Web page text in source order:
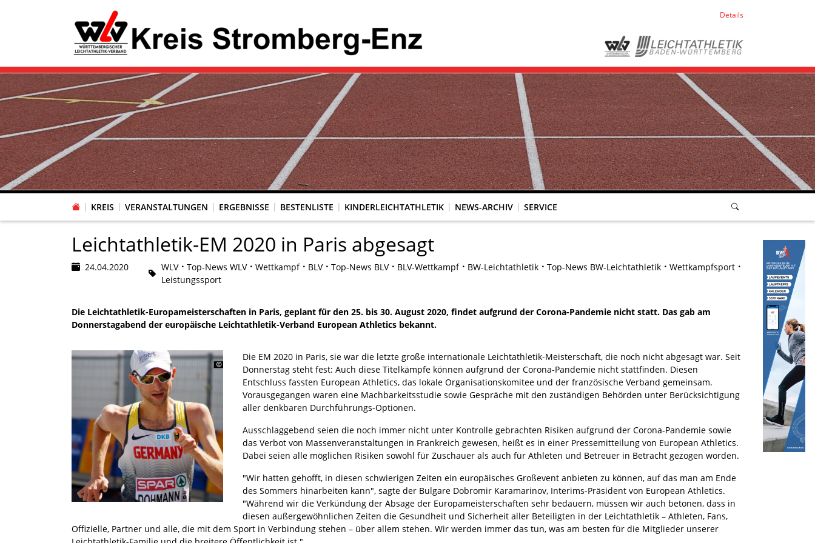
Details
KREIS VERANSTALTUNGEN ERGEBNISSE BESTENLISTE KINDERLEICHTATHLETIK NEWS-ARCHIV SERVICE
Leichtathletik-EM 2020 in Paris abgesagt
24.04.2020 WLV Top-News WLV Wettkampf BLV Top-News BLV BLV-Wettkampf BW-Leichtathletik Top-News BW-Leichtathletik
Wettkampfsport
Leistungssport
Die Leichtathletik-Europameisterschaften in Paris, geplant für den 25. bis 30. August 2020, findet aufgrund der Corona-Pandemie nicht statt. Das gab am
Donnerstagabend der europäische Leichtathletik-Verband European Athletics bekannt.
Die EM 2020 in Paris, sie war die letzte große internationale Leichtathletik-Meisterschaft, die noch nicht abgesagt war. Seit
Donnerstag steht fest: Auch diese Titelkämpfe können aufgrund der Corona-Pandemie nicht stattfinden. Diesen
Entschluss fassten European Athletics, das lokale Organisationskomitee und der französische Verband gemeinsam.
Vorausgegangen waren eine Machbarkeitsstudie sowie Gespräche mit den zuständigen Behörden unter Berücksichtigung
aller denkbaren Durchführungs-Optionen.
Ausschlaggebend seien die noch immer nicht unter Kontrolle gebrachten Risiken aufgrund der Corona-Pandemie sowie
das Verbot von Massenveranstaltungen in Frankreich gewesen, heißt es in einer Pressemitteilung von European Athletics.
Dabei seien alle möglichen Risiken sowohl für Zuschauer als auch für Athleten und Betreuer in Betracht gezogen worden.
"Wir hatten gehofft, in diesen schwierigen Zeiten ein europäisches Großevent anbieten zu können, auf das man am Ende
des Sommers hinarbeiten kann", sagte der Bulgare Dobromir Karamarinov, Interims-Präsident von European Athletics.
"Während wir die Verkündung der Absage der Europameisterschaften sehr bedauern, müssen wir auch betonen, dass in
diesen außergewöhnlichen Zeiten die Gesundheit und Sicherheit aller Beteiligten in der Leichtathletik – Athleten, Fans,
Offizielle, Partner und alle, die mit dem Sport in Verbindung stehen – über allem stehen. Wir werden immer das tun, was am besten für die Mitglieder unserer